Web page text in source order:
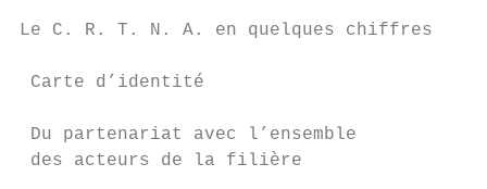
Le C. R. T. N. A. en quelques chiffres
Carte d’identité
Du partenariat avec l’ensemble
des acteurs de la filière